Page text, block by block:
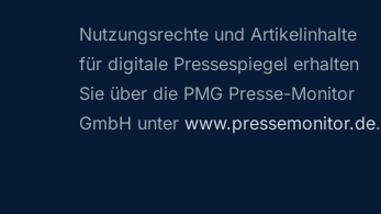
Nutzungsrechte und Artikelinhalte
für digitale Pressespiegel erhalten
Sie über die PMG Presse-Monitor
GmbH unter www.pressemonitor.de.